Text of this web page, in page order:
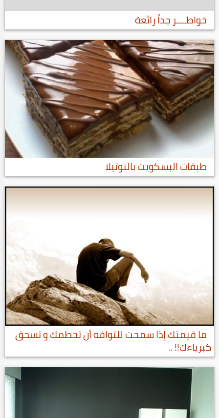
خواطــــر جداً رائعة
طبقات البسكويت بالنوتيلا
ما قيمتك إذا سمحت للتوافه أن تحطمك و تسحق
كبرياءك!! ..